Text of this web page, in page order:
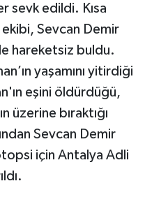
sevk edildi. Kısa
Sevcan Demir
hareketsiz buldu.
yaşamını yitirdiği
eşini öldürdüğü,
üzerine bıraktığı
Sevcan Demir
için Antalya Adli